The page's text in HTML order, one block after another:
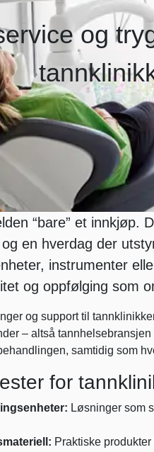
og
“bare” et innkjøp.
en hverdag der
instrumenter
og oppfølging som
og support til
– altså
samtidig som
for
Løsninger som
Praktiske